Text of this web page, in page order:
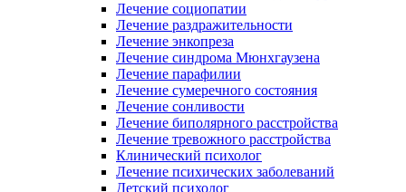
Лечение социопатии
Лечение раздражительности
Лечение энкопреза
Лечение синдрома Мюнхгаузена
Лечение парафилии
Лечение сумеречного состояния
Лечение сонливости
Лечение биполярного расстройства
Лечение тревожного расстройства
Клинический психолог
Лечение психических заболеваний
Детский психолог